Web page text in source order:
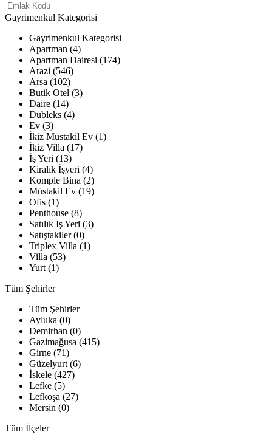
Gayrimenkul Kategorisi
Gayrimenkul Kategorisi
Apartman (4)
Apartman Dairesi (174)
Arazi (546)
Arsa (102)
Butik Otel (3)
Daire (14)
Dubleks (4)
Ev (3)
İkiz Müstakil Ev (1)
İkiz Villa (17)
İş Yeri (13)
Kiralık İşyeri (4)
Komple Bina (2)
Müstakil Ev (19)
Ofis (1)
Penthouse (8)
Satılık Iş Yeri (3)
Satıştakiler (0)
Triplex Villa (1)
Villa (53)
Yurt (1)
Tüm Şehirler
Tüm Şehirler
Ayluka (0)
Demirhan (0)
Gazimağusa (415)
Girne (71)
Güzelyurt (6)
İskele (427)
Lefke (5)
Lefkoşa (27)
Mersin (0)
Tüm İlçeler